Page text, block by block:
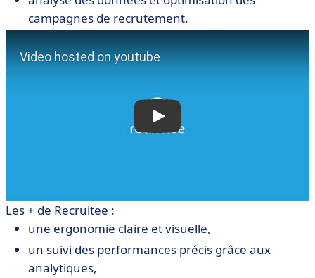
campagnes de recrutement.
Les + de Recruitee :
une ergonomie claire et visuelle,
un suivi des performances précis grâce aux
analytiques,